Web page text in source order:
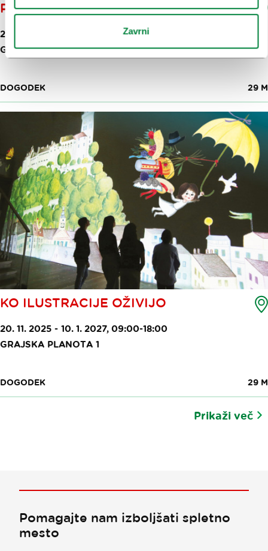
Zavrni
PIKNIK MED GRAJSKIMI TRTAMI
26. 9. 2026, 15:00-17:00
GRAJSKA PLANOTA 1
DOGODEK 29 M
KO ILUSTRACIJE OŽIVIJO
20. 11. 2025 - 10. 1. 2027, 09:00-18:00
GRAJSKA PLANOTA 1
DOGODEK 29 M
Prikaži več
Pomagajte nam izboljšati spletno
mesto